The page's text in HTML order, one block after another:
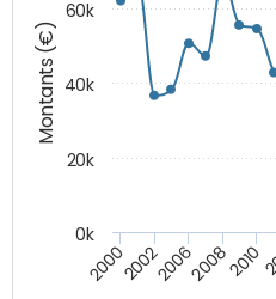
Montants (€)
20002002200620082010
0k
20k
40k
60k